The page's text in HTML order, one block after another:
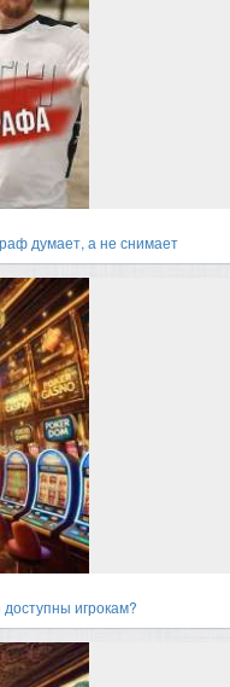
думает, а не снимает
игрокам?